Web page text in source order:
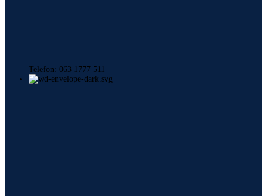
Telefon: 063 1777 511